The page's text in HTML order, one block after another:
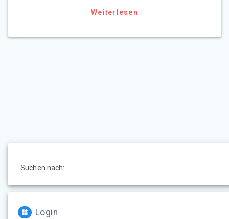
Weiterlesen
Suchen nach:
Login